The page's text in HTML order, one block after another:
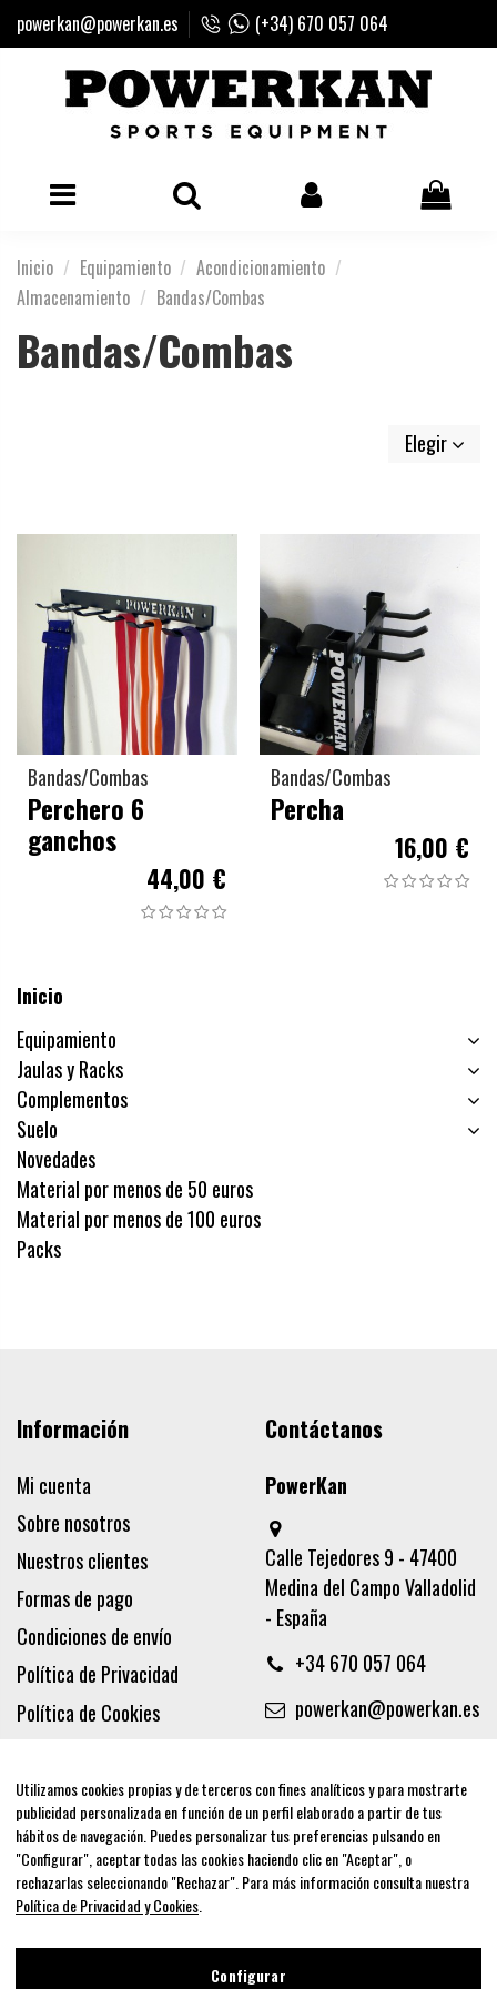
powerkan@powerkan.es (+34) 670 057 064
Inicio Equipamiento
Acondicionamiento
Almacenamiento
Bandas/Combas
Bandas/Combas
Elegir
Bandas/Combas
Perchero 6
ganchos
44,00 €
Bandas/Combas
Percha
16,00 €
Inicio
Equipamiento
Jaulas y Racks
Complementos
Suelo
Novedades
Material por menos de 50 euros
Material por menos de 100 euros
Packs
Información
Mi cuenta
Sobre nosotros
Nuestros clientes
Formas de pago
Condiciones de envío
Política de Privacidad
Política de Cookies
Aviso legal
Contáctanos
PowerKan
Calle Tejedores 9 - 47400
Medina del Campo Valladolid
- España
+34 670 057 064
powerkan@powerkan.es
Síguenos
Utilizamos cookies propias y de terceros con fines analíticos y para mostrarte
publicidad personalizada en función de un perfil elaborado a partir de tus
hábitos de navegación. Puedes personalizar tus preferencias pulsando en
"Configurar", aceptar todas las cookies haciendo clic en "Aceptar", o
rechazarlas seleccionando "Rechazar". Para más información consulta nuestra
Política de Privacidad y Cookies
Configurar